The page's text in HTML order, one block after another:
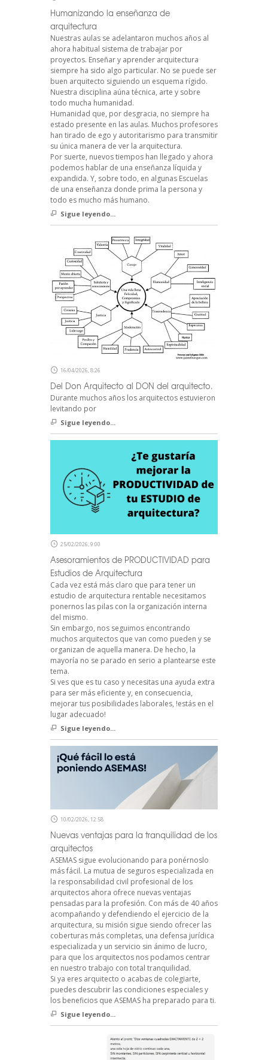
Humanizando la enseñanza de
arquitectura
Nuestras aulas se adelantaron muchos años al
ahora habitual sistema de trabajar por
proyectos. Enseñar y aprender arquitectura
siempre ha sido algo particular. No se puede ser
buen arquitecto siguiendo un esquema rígido.
Nuestra disciplina aúna técnica, arte y sobre
todo mucha humanidad.
Humanidad que, por desgracia, no siempre ha
estado presente en las aulas. Muchos profesores
han tirado de ego y autoritarismo para transmitir
su única manera de ver la arquitectura.
Por suerte, nuevos tiempos han llegado y ahora
podemos hablar de una enseñanza líquida y
expandida. Y, sobre todo, en algunas Escuelas
de una enseñanza donde prima la persona y
todo es mucho más humano.
Sigue leyendo...
16/04/2026, 8:26
Del Don Arquitecto al DON del arquitecto.
Durante muchos años los arquitectos estuvieron
levitando por
Sigue leyendo...
25/02/2026, 9:00
Asesoramientos de PRODUCTIVIDAD para
Estudios de Arquitectura
Cada vez está más claro que para tener un
estudio de arquitectura rentable necesitamos
ponernos las pilas con la organización interna
del mismo.
Sin embargo, nos seguimos encontrando
muchos arquitectos que van como pueden y se
organizan de aquella manera. De hecho, la
mayoría no se parado en serio a plantearse este
tema.
Si ves que es tu caso y necesitas una ayuda extra
para ser más eficiente y, en consecuencia,
mejorar tus posibilidades laborales, !estás en el
lugar adecuado!
Sigue leyendo...
10/02/2026, 12:58
Nuevas ventajas para la tranquilidad de los
arquitectos
ASEMAS sigue evolucionando para ponérnoslo
más fácil. La mutua de seguros especializada en
la responsabilidad civil profesional de los
arquitectos ahora ofrece nuevas ventajas
pensadas para la profesión. Con más de 40 años
acompañando y defendiendo el ejercicio de la
arquitectura, su misión sigue siendo ofrecer las
coberturas más completas, una defensa jurídica
especializada y un servicio sin ánimo de lucro,
para que los arquitectos nos podamos centrar
en nuestro trabajo con total tranquilidad.
Si ya eres arquitecto o acabas de colegiarte,
puedes descubrir las condiciones especiales y
los beneficios que ASEMAS ha preparado para ti.
Sigue leyendo...